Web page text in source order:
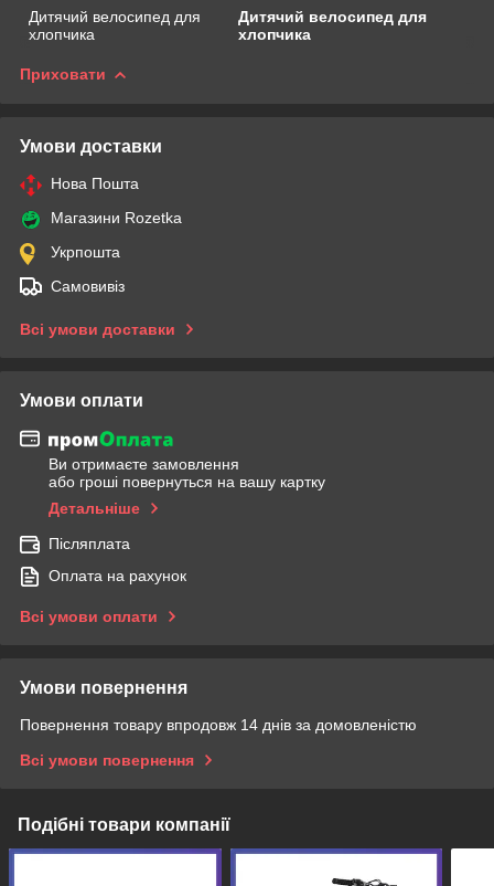
Дитячий велосипед для
хлопчика
Дитячий велосипед для
хлопчика
Приховати
Умови доставки
Нова Пошта
Магазини Rozetka
Укрпошта
Самовивіз
Всі умови доставки
Умови оплати
Ви отримаєте замовлення
або гроші повернуться на вашу картку
Детальніше
Післяплата
Оплата на рахунок
Всі умови оплати
Умови повернення
Повернення товару впродовж 14 днів за домовленістю
Всі умови повернення
Подібні товари компанії